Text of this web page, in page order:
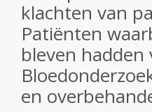
klachten van
Patiënten
bleven
en